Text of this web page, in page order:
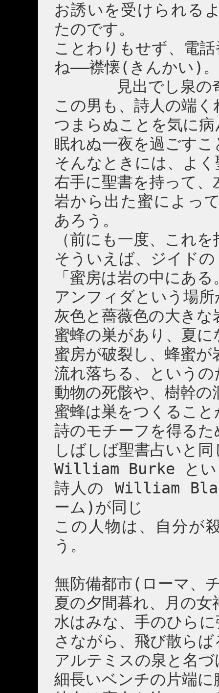
お誘いを受けられる
たのです。
ことわりもせず、電
ね――襟懐(きんかい)。
見出でし泉の奇
この男も、詩人の端く
つまらぬことを気に病
眠れぬ一夜を過ごす
そんなときには、よ
右手に聖書を持って
岩から出た蜜によっ
あろう。
（前にも一度、これ
そういえば、ジイド
「蜜房は岩の中にあ
アンフィダという場
灰色と薔薇色の大き
蜜蜂の巣があり、夏
蜜房が破裂し、蜂蜜が
流れ落ちる、というの
動物の死骸や、樹幹の
蜜蜂は巣をつくること
詩のモチーフを得る
しばしば聖書占いと
William Burke とい
詩人の William
ーム)が同じ
この人物は、自分が
う。
無防備都市(ローマ、
夏の夕間暮れ、月の
水はみな、手のひら
さながら、飛び散らば
アルテミスの泉と名
細長いベンチの片端